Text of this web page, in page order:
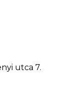
utca 7.